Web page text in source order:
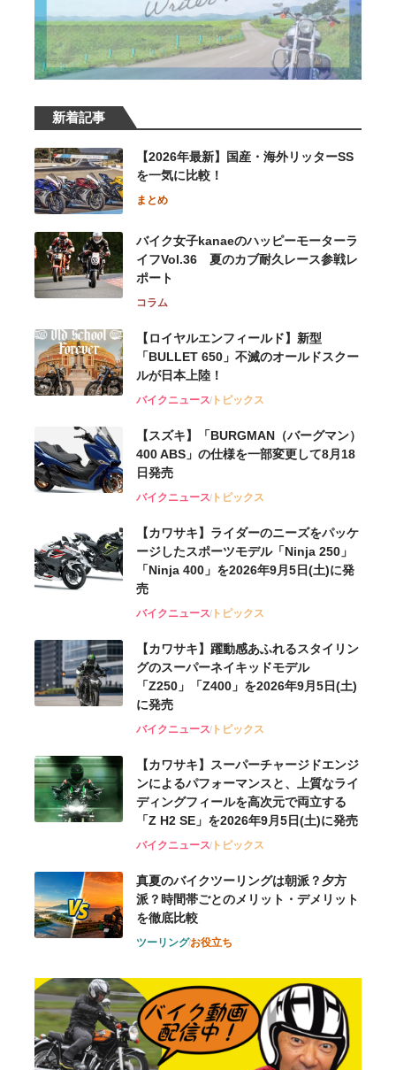
新着記事
【2026年最新】国産・海外リッターSS
を一気に比較！
まとめ
バイク女子kanaeのハッピーモーターラ
イフVol.36 夏のカブ耐久レース参戦レ
ポート
コラム
【ロイヤルエンフィールド】新型
「BULLET 650」不滅のオールドスクー
ルが⽇本上陸！
バイクニューストピックス
【スズキ】「BURGMAN（バーグマン）
400 ABS」の仕様を一部変更して8月18
日発売
バイクニューストピックス
【カワサキ】ライダーのニーズをパッケ
ージしたスポーツモデル「Ninja 250」
「Ninja 400」を2026年9月5日(土)に発
売
バイクニューストピックス
【カワサキ】躍動感あふれるスタイリン
グのスーパーネイキッドモデル
「Z250」「Z400」を2026年9月5日(土)
に発売
バイクニューストピックス
【カワサキ】スーパーチャージドエンジ
ンによるパフォーマンスと、上質なライ
ディングフィールを高次元で両立する
「Z H2 SE」を2026年9月5日(土)に発売
バイクニューストピックス
真夏のバイクツーリングは朝派？夕方
派？時間帯ごとのメリット・デメリット
を徹底比較
ツーリングお役立ち